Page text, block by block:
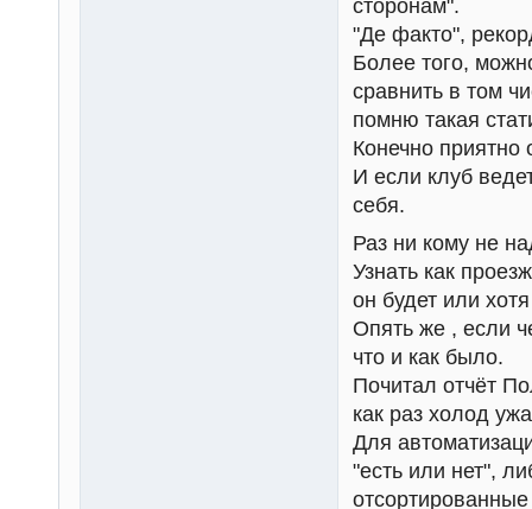
сторонам".
"Де факто",
Более того,
сравнить в том
помню такая
Конечно приятно
И если клуб
себя.
Раз ни кому не
Узнать как
он будет или
Опять же , если
что и как было.
Почитал отчёт
как раз холод
Для
"есть или нет",